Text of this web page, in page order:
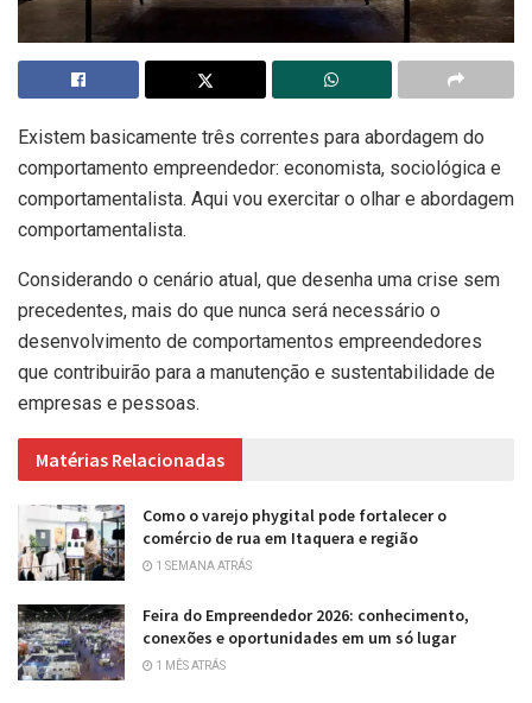
Existem basicamente três correntes para abordagem do
comportamento empreendedor: economista, sociológica e
comportamentalista. Aqui vou exercitar o olhar e abordagem
comportamentalista.
Considerando o cenário atual, que desenha uma crise sem
precedentes, mais do que nunca será necessário o
desenvolvimento de comportamentos empreendedores
que contribuirão para a manutenção e sustentabilidade de
empresas e pessoas.
Matérias Relacionadas
Como o varejo phygital pode fortalecer o
comércio de rua em Itaquera e região
1 SEMANA ATRÁS
Feira do Empreendedor 2026: conhecimento,
conexões e oportunidades em um só lugar
1 MÊS ATRÁS